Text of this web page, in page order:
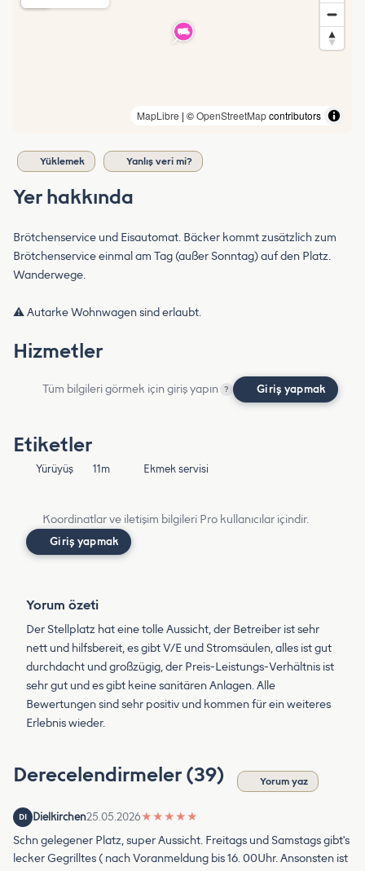
MapLibre | ©OpenStreetMapcontributors
Yüklemek Yanlış veri mi?
Yer hakkında
Brötchenservice und Eisautomat. Bäcker kommt zusätzlich zum
Brötchenservice einmal am Tag (außer Sonntag) auf den Platz.
Wanderwege.
⚠️ Autarke Wohnwagen sind erlaubt.
Hizmetler
Tüm bilgileri görmek için giriş yapın ? Giriş yapmak
Etiketler
Yürüyüş 11m Ekmek servisi
Koordinatlar ve iletişim bilgileri Pro kullanıcılar içindir.
Giriş yapmak
Yorum özeti
Der Stellplatz hat eine tolle Aussicht, der Betreiber ist sehr
nett und hilfsbereit, es gibt V/E und Stromsäulen, alles ist gut
durchdacht und großzügig, der Preis-Leistungs-Verhältnis ist
sehr gut und es gibt keine sanitären Anlagen. Alle
Bewertungen sind sehr positiv und kommen für ein weiteres
Erlebnis wieder.
Derecelendirmeler (39) Yorum yaz
DI Dielkirchen25.05.2026★ ★ ★ ★ ★
Schn gelegener Platz, super Aussicht. Freitags und Samstags gibt's
lecker Gegrilltes ( nach Voranmeldung bis 16. 00Uhr. Ansonsten ist